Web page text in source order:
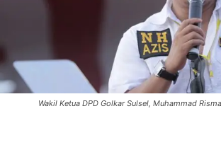
Wakil Ketua DPD Golkar Sulsel, Muhammad